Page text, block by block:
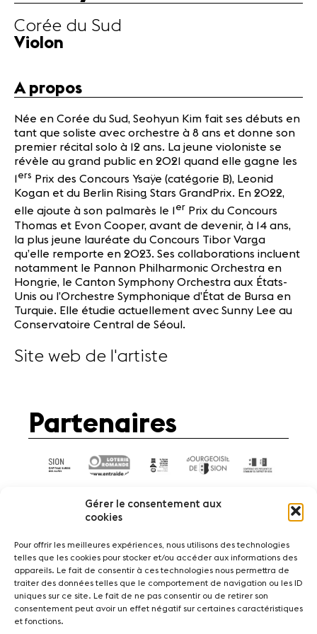
Gérer le consentement aux
cookies
Pour offrir les meilleures expériences, nous utilisons des technologies
telles que les cookies pour stocker et/ou accéder aux informations des
appareils. Le fait de consentir à ces technologies nous permettra de
traiter des données telles que le comportement de navigation ou les ID
uniques sur ce site. Le fait de ne pas consentir ou de retirer son
consentement peut avoir un effet négatif sur certaines caractéristiques
et fonctions.
Actualités
Partenaires
Actualités
Bénévoles
Médiation
Médias
Revue de
presse
Emplois
A propos
Mentions
légales
Contact
Corée du Sud
Violon
A propos
Née en Corée du Sud, Seohyun Kim fait ses débuts en
tant que soliste avec orchestre à 8 ans et donne son
premier récital solo à 12 ans. La jeune violoniste se
révèle au grand public en 2021 quand elle gagne les
1 ers Prix des Concours Ysaÿe (catégorie B), Leonid
Kogan et du Berlin Rising Stars GrandPrix. En 2022,
elle ajoute à son palmarès le 1
er Prix du Concours
Thomas et Evon Cooper, avant de devenir, à 14 ans,
la plus jeune lauréate du Concours Tibor Varga
qu’elle remporte en 2023. Ses collaborations incluent
notamment le Pannon Philharmonic Orchestra en
Hongrie, le Canton Symphony Orchestra aux États-
Unis ou l’Orchestre Symphonique d’État de Bursa en
Turquie. Elle étudie actuellement avec Sunny Lee au
Conservatoire Central de Séoul.
Site web de l'artiste
Partenaires
ActualitésConcertsBénévoles
Médiation
Revue de presse